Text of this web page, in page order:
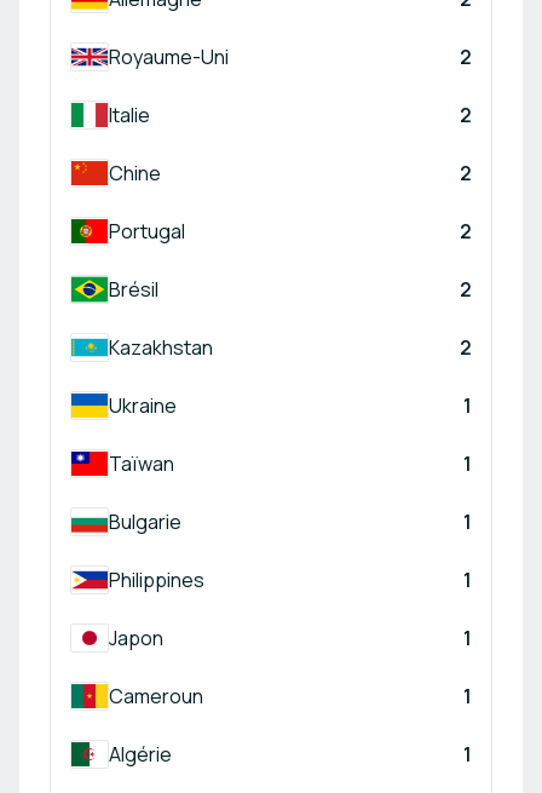
Royaume-Uni 2
Italie 2
Chine 2
Portugal 2
Brésil 2
Kazakhstan 2
Ukraine 1
Taïwan 1
Bulgarie 1
Philippines 1
Japon 1
Cameroun 1
Algérie 1